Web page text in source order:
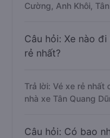
Cường, Anh Khôi,
Câu hỏi: Xe nào
rẻ nhất?
Trả lời: Vé xe rẻ
nhà xe Tân Quang
Câu hỏi: Có bao